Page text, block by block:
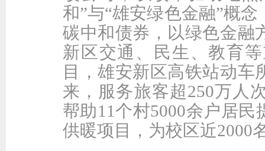
和”与“雄安绿色金融”概
碳中和债券，以绿色金融
新区交通、民生、教育
目，雄安新区高铁站动车
来，服务旅客超250万人
帮助11个村5000余户居
供暖项目，为校区近2000